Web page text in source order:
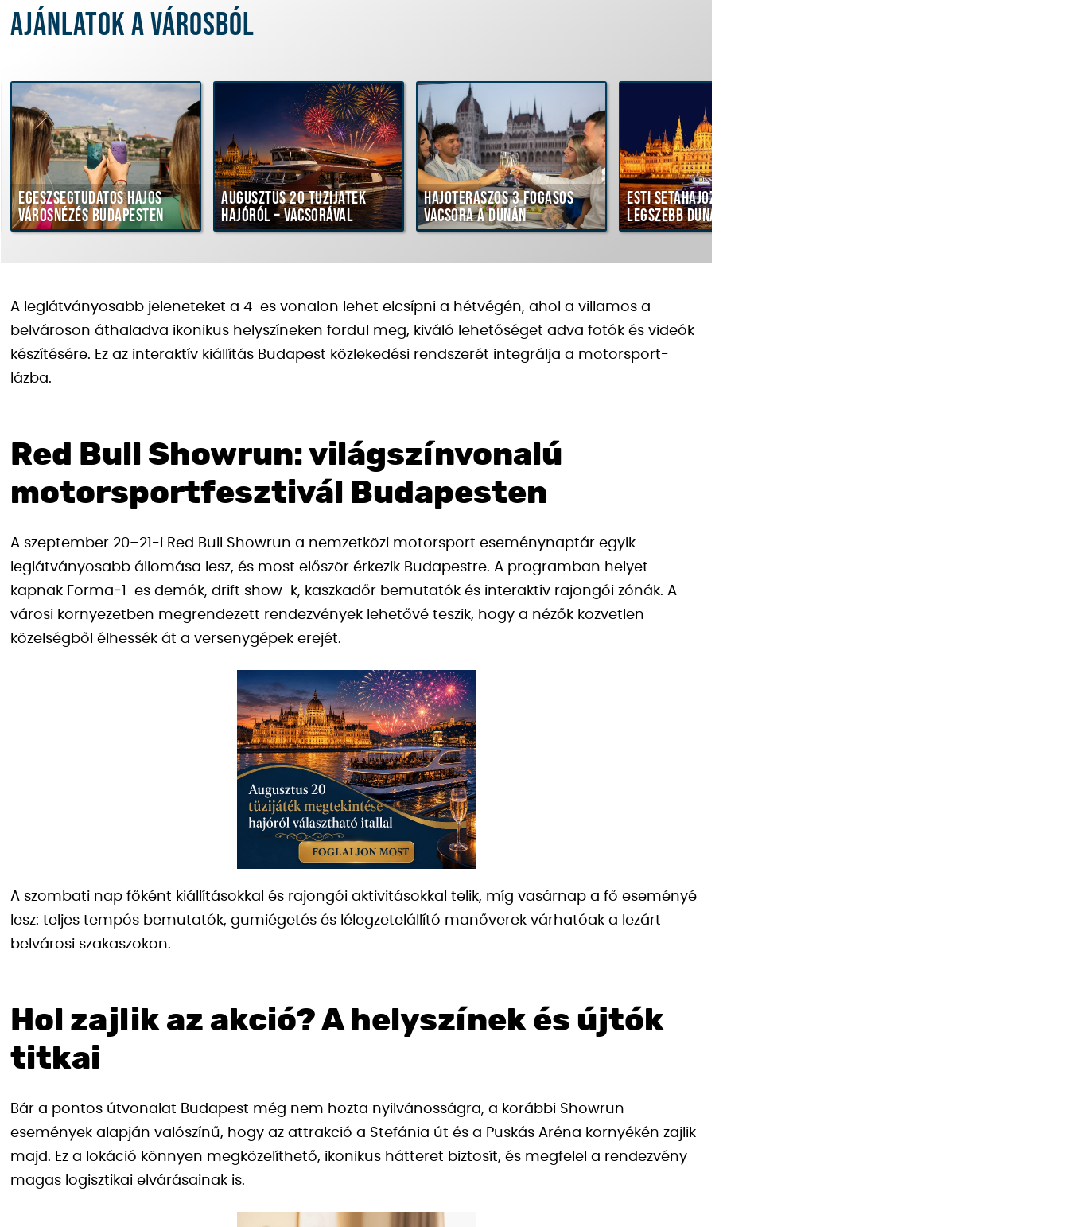
Ajánlatok a városból
Egészségtudatos hajós
városnézés Budapesten
Augusztus 20 tűzijáték
hajóról – vacsorával
Hajóteraszos 3 fogásos
vacsora a Dunán
Esti sétahajózás Budapest
legszebb dunai szakaszán
A leglátványosabb jeleneteket a 4-es vonalon lehet elcsípni a hétvégén, ahol a villamos a
belvároson áthaladva ikonikus helyszíneken fordul meg, kiváló lehetőséget adva fotók és videók
készítésére. Ez az interaktív kiállítás Budapest közlekedési rendszerét integrálja a motorsport-
lázba.
Red Bull Showrun: világszínvonalú
motorsportfesztivál Budapesten
A szeptember 20–21-i Red Bull Showrun a nemzetközi motorsport eseménynaptár egyik
leglátványosabb állomása lesz, és most először érkezik Budapestre. A programban helyet
kapnak Forma‑1-es demók, drift show-k, kaszkadőr bemutatók és interaktív rajongói zónák. A
városi környezetben megrendezett rendezvények lehetővé teszik, hogy a nézők közvetlen
közelségből élhessék át a versenygépek erejét.
A szombati nap főként kiállításokkal és rajongói aktivitásokkal telik, míg vasárnap a fő eseményé
lesz: teljes tempós bemutatók, gumiégetés és lélegzetelállító manőverek várhatóak a lezárt
belvárosi szakaszokon.
Hol zajlik az akció? A helyszínek és újtók
titkai
Bár a pontos útvonalat Budapest még nem hozta nyilvánosságra, a korábbi Showrun-
események alapján valószínű, hogy az attrakció a Stefánia út és a Puskás Aréna környékén zajlik
majd. Ez a lokáció könnyen megközelíthető, ikonikus hátteret biztosít, és megfelel a rendezvény
magas logisztikai elvárásainak is.